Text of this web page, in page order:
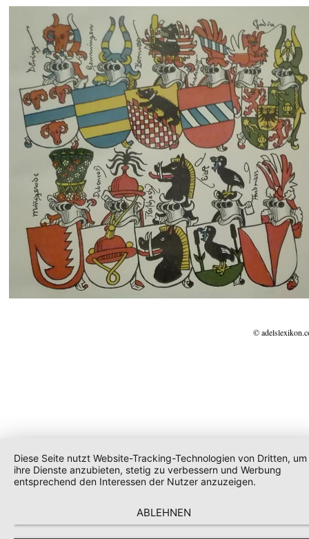
©
Diese Seite nutzt Website-Tracking-Technologien von Dritten, um
ihre Dienste anzubieten, stetig zu verbessern und Werbung
entsprechend den Interessen der Nutzer anzuzeigen.
ABLEHNEN